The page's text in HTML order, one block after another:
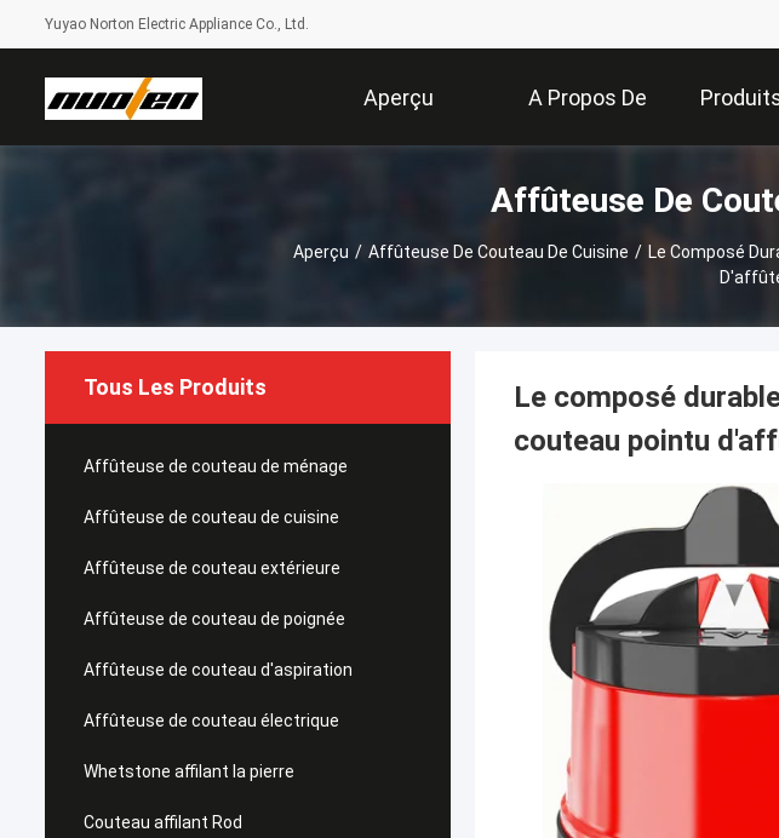
Yuyao Norton Electric Appliance Co., Ltd.
Aperçu A Propos De
Nous
Affûteuse De
Aperçu / Affûteuse De Couteau De Cuisine / Le Composé
Tous Les Produits
Affûteuse de couteau de ménage
Affûteuse de couteau de cuisine
Affûteuse de couteau extérieure
Affûteuse de couteau de poignée
Affûteuse de couteau d'aspiration
Affûteuse de couteau électrique
Whetstone affilant la pierre
Couteau affilant Rod
Le composé
couteau pointu